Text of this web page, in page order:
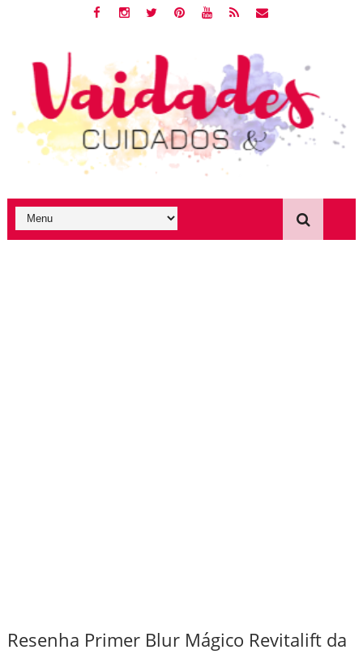
Resenha Primer Blur Mágico Revitalift da